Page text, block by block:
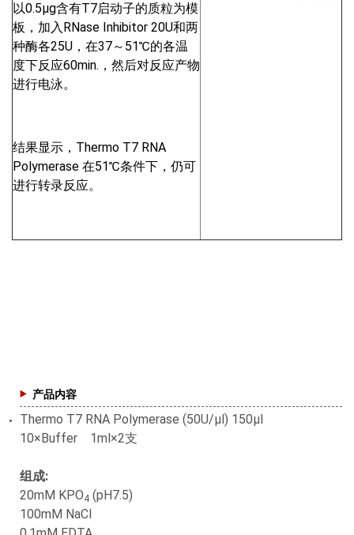
以0.5μg含有T7启动子的质粒为模
板，加入RNase Inhibitor 20U和两
种酶各25U，在37～51℃的各温
度下反应60min.，然后对反应产物
进行电泳。
结果显示，Thermo T7 RNA
Polymerase 在51℃条件下，仍可
进行转录反应。
产品内容
Thermo T7 RNA Polymerase (50U/μl) 150μl
10×Buffer 1ml×2支
组成:
20mM KPO4 (pH7.5)
100mM NaCl